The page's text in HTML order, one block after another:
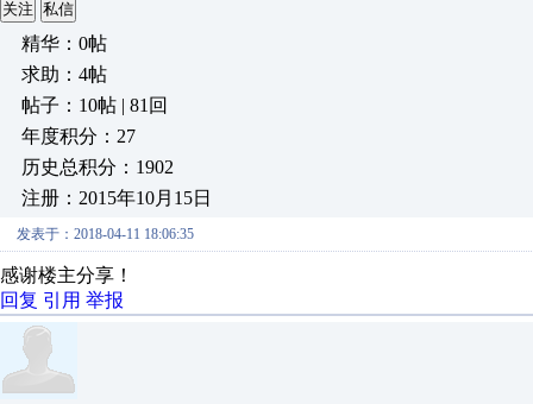
关注 私信
精华：0帖
求助：4帖
帖子：10帖 | 81回
年度积分：27
历史总积分：1902
注册：2015年10月15日
发表于：2018-04-11 18:06:35
感谢楼主分享！
回复 引用 举报